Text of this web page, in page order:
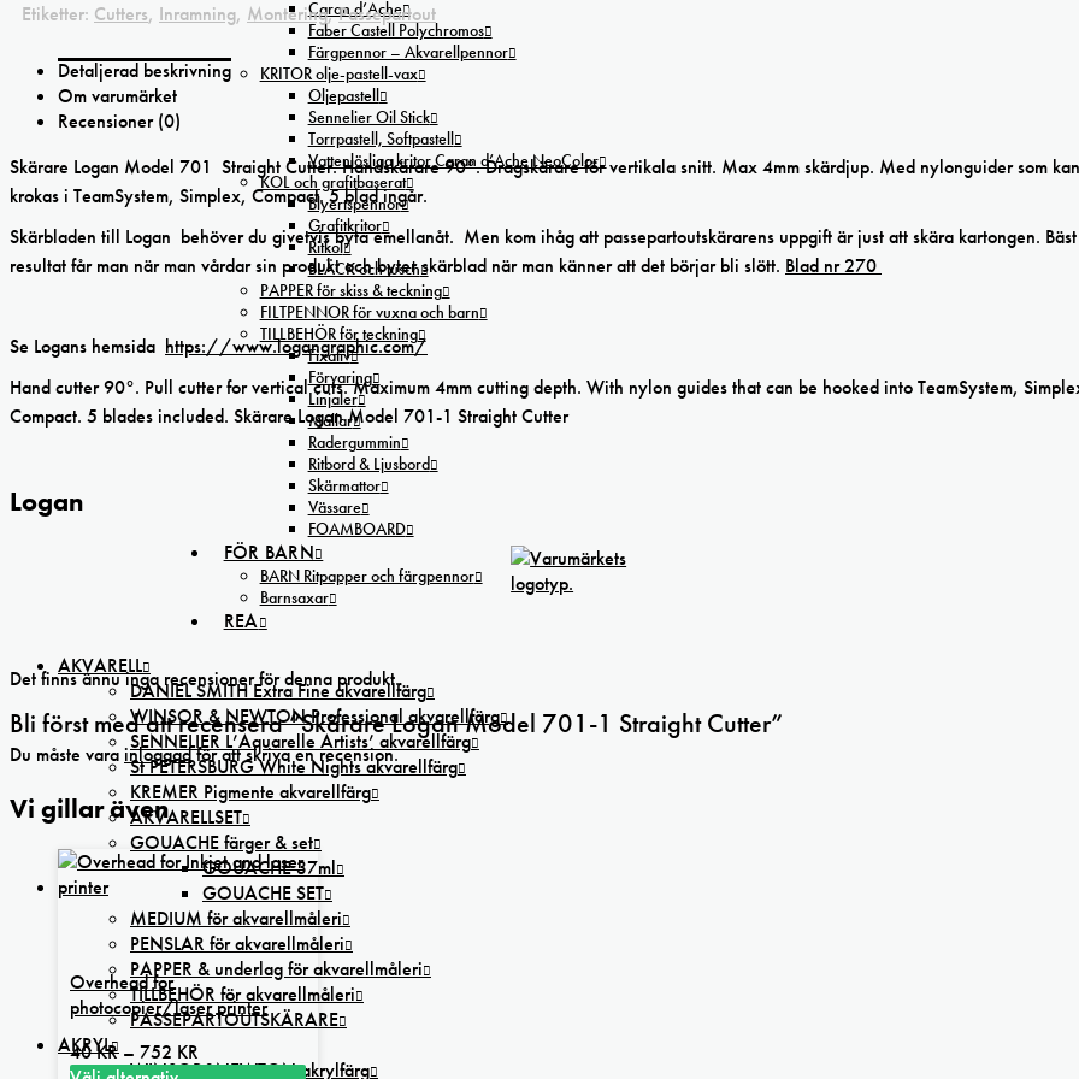
Caran d’Ache
Faber Castell Polychromos
Färgpennor – Akvarellpennor
KRITOR olje-pastell-vax
Oljepastell
Sennelier Oil Stick
Torrpastell, Softpastell
Vattenlösliga kritor Caran d’Ache NeoColor
KOL och grafitbaserat
Blyertspennor
Grafitkritor
Ritkol
BLÄCK och tusch
PAPPER för skiss & teckning
FILTPENNOR för vuxna och barn
TILLBEHÖR för teckning
Fixativ
Förvaring
Linjaler
Mallar
Radergummin
Ritbord & Ljusbord
Skärmattor
Vässare
FOAMBOARD
FÖR BARN
BARN Ritpapper och färgpennor
Barnsaxar
REA
AKVARELL
DANIEL SMITH Extra Fine akvarellfärg
WINSOR & NEWTON Professional akvarellfärg
SENNELIER L’Aquarelle Artists’ akvarellfärg
St PETERSBURG White Nights akvarellfärg
KREMER Pigmente akvarellfärg
AKVARELLSET
GOUACHE färger & set
GOUACHE 37ml
GOUACHE SET
MEDIUM för akvarellmåleri
PENSLAR för akvarellmåleri
PAPPER & underlag för akvarellmåleri
TILLBEHÖR för akvarellmåleri
PASSEPARTOUTSKÄRARE
AKRYL
WINSOR&NEWTON akrylfärg
Etiketter: Cutters, Inramning, Montering,Passepartout
Detaljerad beskrivning
Om varumärket
Recensioner (0)
Skärare Logan Model 701 Straight Cutter. Handskärare 90°. Dragskärare för vertikala snitt. Max 4mm skärdjup. Med nylonguider som kan
krokas i TeamSystem, Simplex, Compact. 5 blad ingår.
Skärbladen till Logan behöver du givetvis byta emellanåt. Men kom ihåg att passepartoutskärarens uppgift är just att skära kartongen. Bäst
resultat får man när man vårdar sin produkt och byter skärblad när man känner att det börjar bli slött. Blad nr 270
Se Logans hemsida https://www.logangraphic.com/
Hand cutter 90°. Pull cutter for vertical cuts. Maximum 4mm cutting depth. With nylon guides that can be hooked into TeamSystem,
Compact. 5 blades included. Skärare Logan Model 701-1 Straight Cutter
Logan
Det finns ännu inga recensioner för denna produkt.
Bli först med att recensera ”Skärare Logan Model 701-1 Straight Cutter”
Du måste varainloggadför att skriva en recension.
Vi gillar även
Overhead for
photocopier/laser printer
40KR – 752 KR